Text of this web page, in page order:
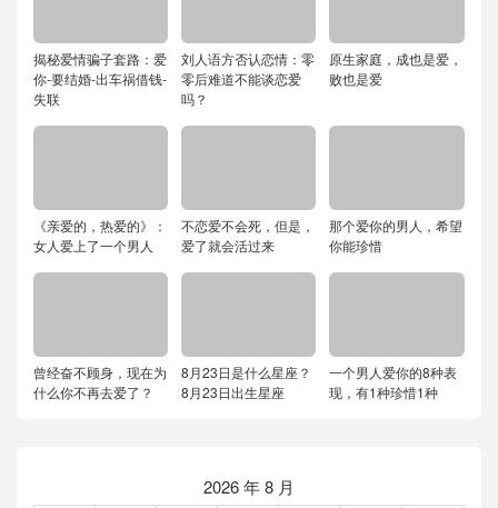
揭秘爱情骗子套路：爱
你-要结婚-出车祸借钱-
失联
刘人语方否认恋情：零
零后难道不能谈恋爱
吗？
原生家庭，成也是爱，
败也是爱
《亲爱的，热爱的》：
女人爱上了一个男人
不恋爱不会死，但是，
爱了就会活过来
那个爱你的男人，希望
你能珍惜
曾经奋不顾身，现在为
什么你不再去爱了？
8月23日是什么星座？
8月23日出生星座
一个男人爱你的8种表
现，有1种珍惜1种
2026 年 8 月